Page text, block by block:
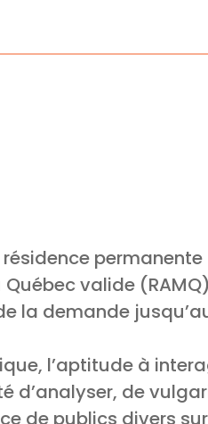
permanente
valide
la demande
l’aptitude à
d’analyser, de
de publics divers